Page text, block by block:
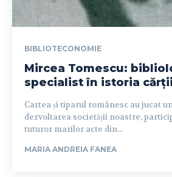
BIBLIOTECONOMIE
Mircea Tomescu:
specialist în istoria cărții
Cartea și tiparul românesc au jucat
dezvoltarea societății noastre,
tuturor marilor acte din...
MARIA ANDREIA FANEA